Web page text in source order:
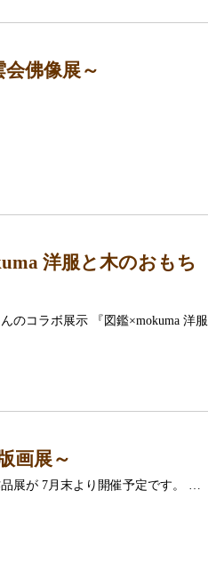
佛像展～
洋服と木のおもち
のコラボ展示 『図鑑×mokuma 洋服
画展～
展が 7月末より開催予定です。 …